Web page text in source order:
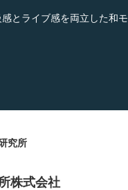
感とライブ感を両立した和
んかつ小満ちに学ぶ、老
株式会社